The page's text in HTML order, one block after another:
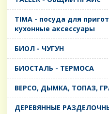
TIMA - посуда для
кухонные аксессуары
БИОЛ - ЧУГУН
БИОСТАЛЬ - ТЕРМОСА
ВЕРСО, ДЫМКА, ТОПАЗ,
ДЕРЕВЯННЫЕ